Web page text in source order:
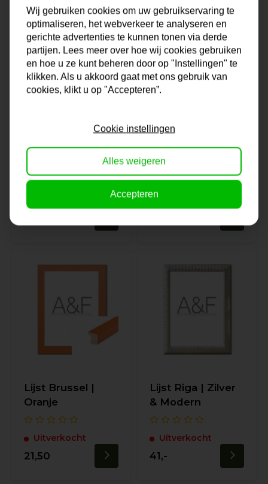
Lijst Praha |
Modern & Zilver
Lijst Asti | Wit &
Basic
Lijst Brussel |
Oranje
Uitverkocht
21,50
Lijst Riga | Zilver
& Modern
Uitverkocht
41,-
Wij gebruiken cookies om uw gebruikservaring te
optimaliseren, het webverkeer te analyseren en
gerichte advertenties te kunnen tonen via derde
partijen. Lees meer over hoe wij cookies gebruiken
en hoe u ze kunt beheren door op "Instellingen" te
klikken. Als u akkoord gaat met ons gebruik van
cookies, klikt u op "Accepteren”.
Cookie instellingen
Alles weigeren
Accepteren